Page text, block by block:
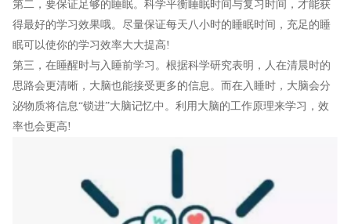
第二，要保证足够的睡眠。科学平衡睡眠时间与复习时间，才能获
得最好的学习效果哦。尽量保证每天八小时的睡眠时间，充足的睡
眠可以使你的学习效率大大提高!
第三，在睡醒时与入睡前学习。根据科学研究表明，人在清晨时的
思路会更清晰，大脑也能接受更多的信息。而在入睡时，大脑会分
泌物质将信息“锁进”大脑记忆中。利用大脑的工作原理来学习，效
率也会更高!